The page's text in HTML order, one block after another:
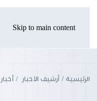
Skip to main content
الرئيسية أرشيف الأخبار أخبار